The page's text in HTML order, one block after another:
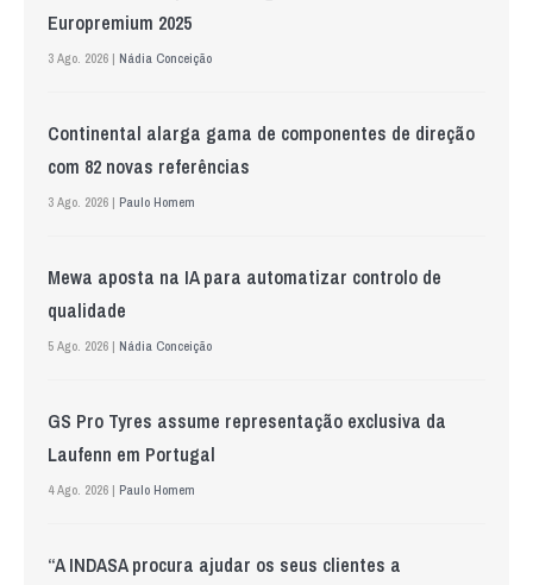
Europremium 2025
3 Ago. 2026 | Nádia Conceição
Continental alarga gama de componentes de direção
com 82 novas referências
3 Ago. 2026 | Paulo Homem
Mewa aposta na IA para automatizar controlo de
qualidade
5 Ago. 2026 | Nádia Conceição
GS Pro Tyres assume representação exclusiva da
Laufenn em Portugal
4 Ago. 2026 | Paulo Homem
“A INDASA procura ajudar os seus clientes a